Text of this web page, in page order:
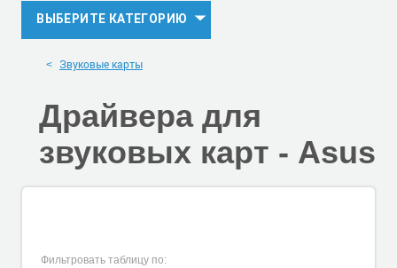
ВЫБЕРИТЕ КАТЕГОРИЮ
Звуковые карты
Драйвера для
звуковых карт - Asus
Фильтровать таблицу по: